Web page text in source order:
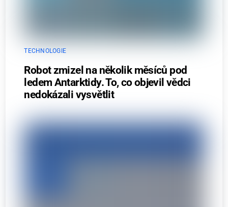
TECHNOLOGIE
Robot zmizel na několik měsíců pod
ledem Antarktidy. To, co objevil vědci
nedokázali vysvětlit